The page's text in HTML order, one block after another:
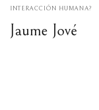
INTERACCIÓN HUMANA?
Jaume Jové